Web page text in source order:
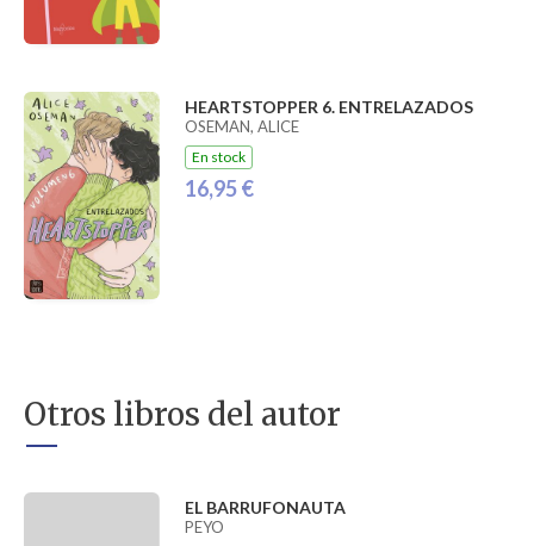
HEARTSTOPPER 6. ENTRELAZADOS
OSEMAN, ALICE
En stock
16,95 €
Otros libros del autor
EL BARRUFONAUTA
PEYO